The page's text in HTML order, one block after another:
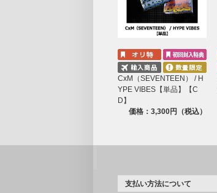
CxM（SEVENTEEN） / H
YPE VIBES【単品】【C
D】
価格：3,300円（税込）
支払い方法について